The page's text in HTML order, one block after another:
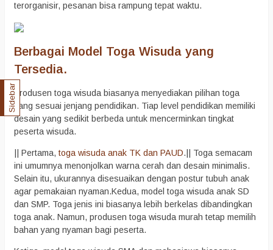
terorganisir, pesanan bisa rampung tepat waktu.
Berbagai Model Toga Wisuda yang
Tersedia.
Produsen toga wisuda biasanya menyediakan pilihan toga
yang sesuai jenjang pendidikan. Tiap level pendidikan memiliki
desain yang sedikit berbeda untuk mencerminkan tingkat
peserta wisuda.
|| Pertama,toga wisuda anak TK dan PAUD.|| Toga semacam
ini umumnya menonjolkan warna cerah dan desain minimalis.
Selain itu, ukurannya disesuaikan dengan postur tubuh anak
agar pemakaian nyaman.Kedua, model toga wisuda anak SD
dan SMP. Toga jenis ini biasanya lebih berkelas dibandingkan
toga anak. Namun, produsen toga wisuda murah tetap memilih
bahan yang nyaman bagi peserta.
Sidebar